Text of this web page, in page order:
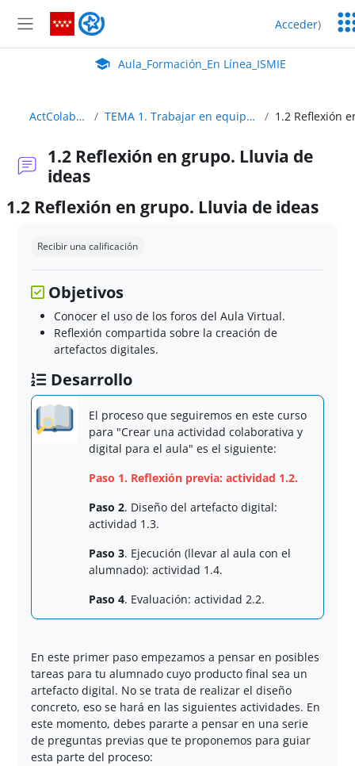
Panel lateral
Aula_Formación_En Línea_ISMIE Acceder)
Aula Virtual de EducaMadrid:
Aula_Formación_En Línea_ISMIE
ActColaborativaDigital TEMA 1. Trabajar en equipo: colaborar, compartir y co-crear
1.2 Reflexión en grupo. Lluvia de
ideas
1.2 Reflexión en grupo. Lluvia de ideas
Recibir una calificación
Objetivos
Conocer el uso de los foros del Aula Virtual.
Reflexión compartida sobre la creación de
artefactos digitales.
Desarrollo
El proceso que seguiremos en este curso
para "Crear una actividad colaborativa y
digital para el aula" es el siguiente:
Paso 1. Reflexión previa: actividad 1.2.
Paso 2. Diseño del artefacto digital:
actividad 1.3.
Paso 3. Ejecución (llevar al aula con el
alumnado): actividad 1.4.
Paso 4. Evaluación: actividad 2.2.
En este primer paso empezamos a pensar en posibles
tareas para tu alumnado cuyo producto final sea un
artefacto digital. No se trata de realizar el diseño
concreto, eso se hará en las siguientes actividades. En
este momento, debes pararte a pensar en una serie
de preguntas previas que te proponemos para guiar
esta parte del proceso: